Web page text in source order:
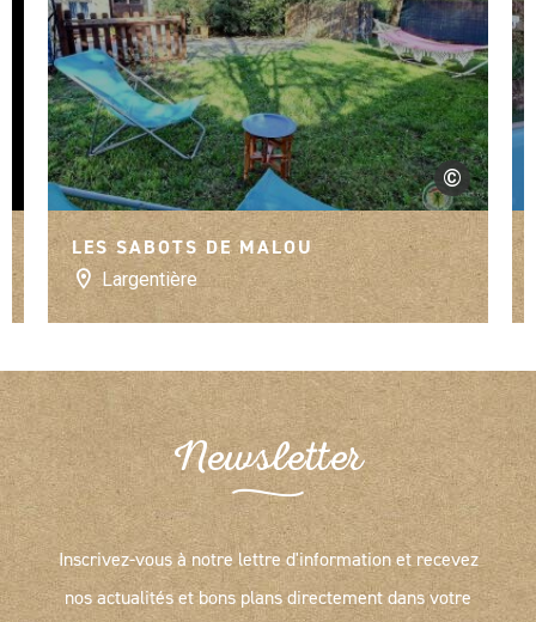
de France ©
Gîtes de
LES SABOTS DE MALOU
Largentière
Newsletter
Inscrivez-vous à notre lettre d'information et recevez
nos actualités et bons plans directement dans votre